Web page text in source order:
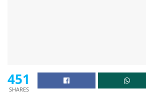
451
SHARES